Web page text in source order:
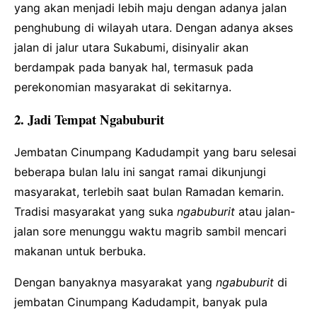
yang akan menjadi lebih maju dengan adanya jalan
penghubung di wilayah utara. Dengan adanya akses
jalan di jalur utara Sukabumi, disinyalir akan
berdampak pada banyak hal, termasuk pada
perekonomian masyarakat di sekitarnya.
2. Jadi Tempat Ngabuburit
Jembatan Cinumpang Kadudampit yang baru selesai
beberapa bulan lalu ini sangat ramai dikunjungi
masyarakat, terlebih saat bulan Ramadan kemarin.
Tradisi masyarakat yang suka ngabuburit atau jalan-
jalan sore menunggu waktu magrib sambil mencari
makanan untuk berbuka.
Dengan banyaknya masyarakat yang ngabuburit di
jembatan Cinumpang Kadudampit, banyak pula